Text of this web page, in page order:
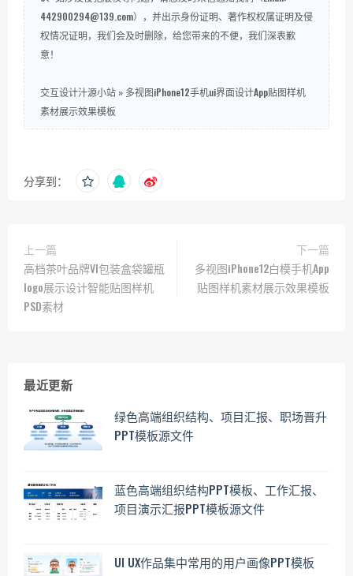
442900294@139.com），并出示身份证明、著作权权属证明及侵
权情况证明，我们会及时删除，给您带来的不便，我们深表歉
意！
交互设计汁源小站 » 多视图iPhone12手机ui界面设计App贴图样机
素材展示效果模板
分享到：
上一篇
高档茶叶品牌VI包装盒袋罐瓶
logo展示设计智能贴图样机
PSD素材
下一篇
多视图iPhone12白模手机App
贴图样机素材展示效果模板
最近更新
绿色高端组织结构、项目汇报、职场晋升
PPT模板源文件
蓝色高端组织结构PPT模板、工作汇报、
项目演示汇报PPT模板源文件
UI UX作品集中常用的用户画像PPT模板